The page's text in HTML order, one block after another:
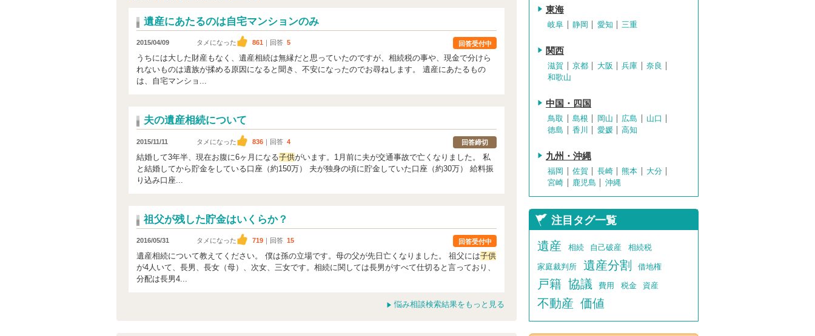
遺産にあたるのは自宅マンションのみ
2015/04/09 タメになった 861 ｜回答 5 回答受付中
うちには大した財産もなく、遺産相続は無縁だと思っていたのですが、相続税の事や、現金で分けら
れないものは遺族が揉める原因になると聞き、不安になったのでお尋ねします。 遺産にあたるもの
は、自宅マンショ...
夫の遺産相続について
2015/11/11 タメになった 836 ｜回答 4 回答締切
結婚して3年半、現在お腹に6ヶ月になる子供がいます。1月前に夫が交通事故で亡くなりました。 私
と結婚してから貯金をしている口座（約150万） 夫が独身の頃に貯金していた口座（約30万） 給料振
り込み口座...
祖父が残した貯金はいくらか？
2016/05/31 タメになった 719 ｜回答 15 回答受付中
遺産相続について教えてください。 僕は孫の立場です。母の父が先日亡くなりました。 祖父には子供
が4人いて、長男、長女（母）、次女、三女です。相続に関しては長男がすべて仕切ると言っており、
分配は長男4...
悩み相談検索結果をもっと見る
東海
岐阜 静岡 愛知 三重
関西
滋賀 京都 大阪 兵庫
奈良
和歌山
中国・四国
鳥取 島根 岡山 広島
山口
徳島
香川 愛媛 高知
九州・沖縄
福岡 佐賀 長崎 熊本
大分
宮崎
鹿児島 沖縄
注目タグ一覧
遺産 相続 自己破産 相続税
家庭裁判所 遺産分割 借地権
戸籍 協議 費用 税金 資産
不動産 価値